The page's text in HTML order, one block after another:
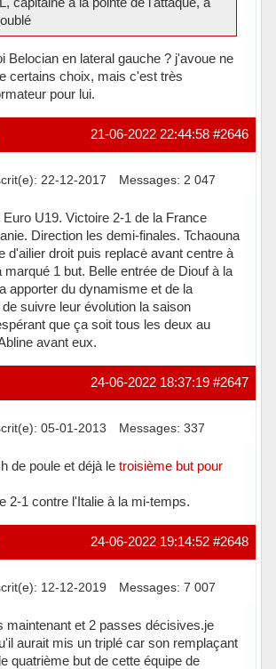
Belocian en lateral gauche ? j'avoue ne
certains choix, mais c'est très
pour lui.
#2646
21-06-2022 22:44:58
22-12-2017 Messages: 2 047
U19. Victoire 2-1 de la France
Direction les demi-finales. Tchaouna
d'ailier droit puis replacė avant centre à
marqué 1 but. Belle entrée de Diouf à la
apporter du dynamisme et de la
suivre leur évolution la saison
que ça soit tous les deux au
avant eux.
#2647
24-06-2022 18:37:19
05-01-2013 Messages: 337
de poule et déjà le troisième but pour
2-1 contre l'Italie à la mi-temps.
#2648
24-06-2022 19:14:52
12-12-2019 Messages: 7 007
maintenant et 2 passes décisives.je
aurait mis un triplé car son remplaçant
quatrième but de cette équipe de